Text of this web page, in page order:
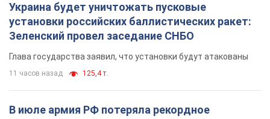
Украина будет уничтожать пусковые
установки российских баллистических ракет:
Зеленский провел заседание СНБО
Глава государства заявил, что установки будут атакованы
11 часов назад 125,4 т.
В июле армия РФ потеряла рекордное